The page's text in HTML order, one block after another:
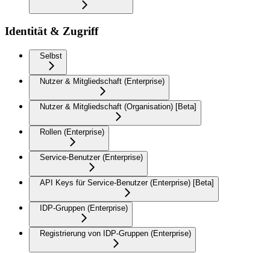
Identität & Zugriff
Selbst
Nutzer & Mitgliedschaft (Enterprise)
Nutzer & Mitgliedschaft (Organisation) [Beta]
Rollen (Enterprise)
Service-Benutzer (Enterprise)
API Keys für Service-Benutzer (Enterprise) [Beta]
IDP-Gruppen (Enterprise)
Registrierung von IDP-Gruppen (Enterprise)